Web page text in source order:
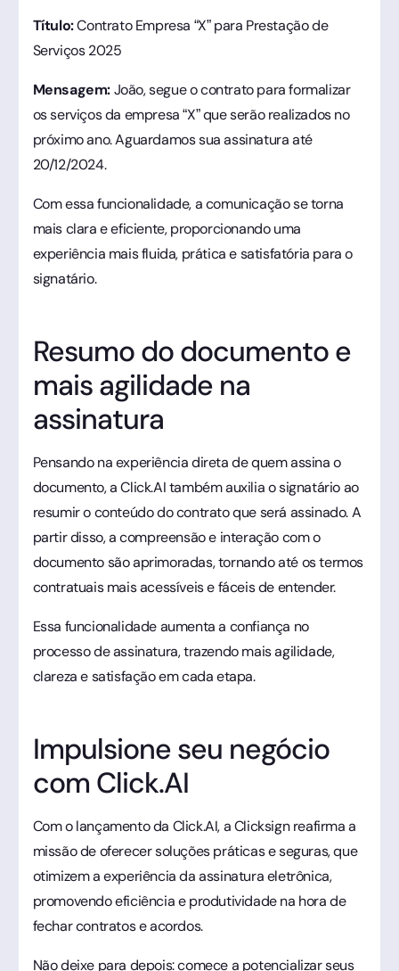
Título:Contrato Empresa “X” para Prestação de
Serviços 2025
Mensagem:João, segue o contrato para formalizar
os serviços da empresa “X” que serão realizados no
próximo ano. Aguardamos sua assinatura até
20/12/2024.
Com essa funcionalidade, a comunicação se torna
mais clara e eficiente, proporcionando uma
experiência mais fluida, prática e satisfatória para o
signatário.
Resumo do documento e
mais agilidade na
assinatura
Pensando na experiência direta de quem assina o
documento, a Click.AI também auxilia o signatário ao
resumir o conteúdo do contrato que será assinado. A
partir disso, a compreensão e interação com o
documento são aprimoradas, tornando até os termos
contratuais mais acessíveis e fáceis de entender.
Essa funcionalidade aumenta a confiança no
processo de assinatura, trazendo mais agilidade,
clareza e satisfação em cada etapa.
Impulsione seu negócio
com Click.AI
Com o lançamento da Click.AI, a Clicksign reafirma a
missão de oferecer soluções práticas e seguras, que
otimizem a experiência da assinatura eletrônica,
promovendo eficiência e produtividade na hora de
fechar contratos e acordos.
Não deixe para depois: comece a potencializar seus